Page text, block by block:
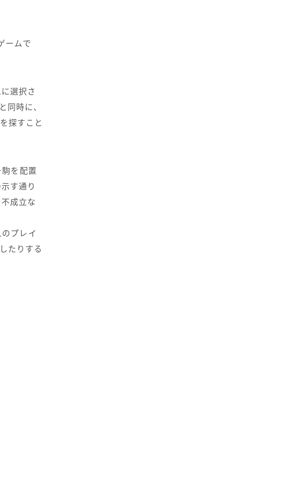
ームで
選択さ
同時に、
探すこと
を配置
す通り
成立な
プレイ
たりする